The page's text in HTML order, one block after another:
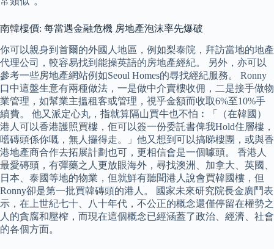
南韓樓價: 每當遇金融危機 房地產泡沫率先爆破
你可以親身到首爾的外國人地區，例如梨泰院，拜訪當地的地產
代理公司，較容易找到能操英語的房地產經紀。 另外，亦可以
參考一些房地產網站例如Seoul Homes的尋找經紀服務。 Ronny
口中這盤生意有兩種做法，一是做中介賣樓收佣，二是接手做物
業管理，如幫業主搵租客或管理，視乎金額而收取6%至10%手
續費。 他又派定心丸，指就算隔山買牛也不怕︰「（在韓國）
港人可以香港護照買樓，佢可以簽一份委託書俾我Hold住層樓，
嚿磚頭係你嘅，無人攞得走。」他又想到可以搞睇樓團，或與香
港地產商合作去拓展計劃也可，更相信會是一個噱頭。 香港人
最愛磚頭，有彈藥之人更放眼海外，尋找澳洲、加拿大、英國、
日本、泰國等地的物業，但就鮮有聽聞港人說會買韓國樓，但
Ronny卻是第一批買韓磚頭的港人。 國家未來研究院長金廣鬥表
示，在上世紀七十、八十年代，不公正的概念還僅停留在權勢之
人的貪腐和壓榨，而現在這個概念已經涵蓋了政治、經濟、社會
的各個方面。